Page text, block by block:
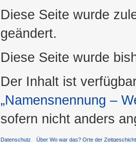
Diese Seite wurde
geändert.
Diese Seite wurde
Der Inhalt ist
„Namensnennung –
sofern nicht anders
Datenschutz Über Wo war das? Orte der